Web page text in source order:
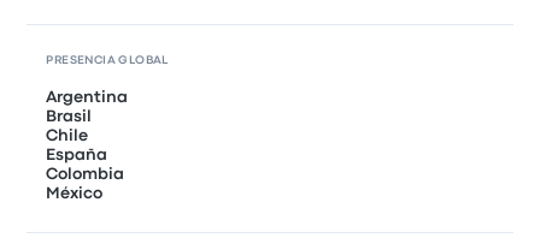
PRESENCIA GLOBAL
Argentina
Brasil
Chile
España
Colombia
México